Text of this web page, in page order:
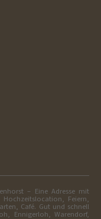
– Eine Adresse mit
Feiern,
Café. Gut und schnell
Ennigerloh, Warendorf,